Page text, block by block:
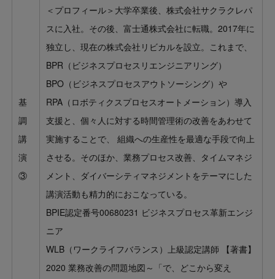
基
調
講
演
③
＜プロフィール＞大学卒業後、株式会社サクラクレパ
スに入社。その後、富士通株式会社に転職。2017年に
独立し、現在の株式会社リビカルを設立。これまで、
BPR（ビジネスプロセスリエンジニアリング）
BPO（ビジネスプロセスアウトソーシング）や
RPA（ロボティクスプロセスオートメーション）導入
支援と、個々人に対する時間管理術の改善をあわせて
実施することで、 組織への生産性を最適な手段で向上
させる。そのほか、業務プロセス改善、タイムマネジ
メント、ダイバーシティマネジメントをテーマにした
講演活動も精力的におこなっている。
BPIE認定番号00680231 ビジネスプロセス革新エンジ
ニア
WLB（ワークライフバランス）上級認定講師 【著書】
2020 業務改善の問題地図～「で、どこから変え